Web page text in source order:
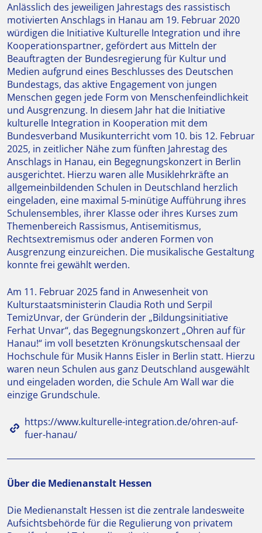
Anlässlich des jeweiligen Jahrestags des rassistisch
motivierten Anschlags in Hanau am 19. Februar 2020
würdigen die Initiative Kulturelle Integration und ihre
Kooperationspartner, gefördert aus Mitteln der
Beauftragten der Bundesregierung für Kultur und
Medien aufgrund eines Beschlusses des Deutschen
Bundestags, das aktive Engagement von jungen
Menschen gegen jede Form von Menschenfeindlichkeit
und Ausgrenzung. In diesem Jahr hat die Initiative
kulturelle Integration in Kooperation mit dem
Bundesverband Musikunterricht vom 10. bis 12. Februar
2025, in zeitlicher Nähe zum fünften Jahrestag des
Anschlags in Hanau, ein Begegnungskonzert in Berlin
ausgerichtet. Hierzu waren alle Musiklehrkräfte an
allgemeinbildenden Schulen in Deutschland herzlich
eingeladen, eine maximal 5-minütige Aufführung ihres
Schulensembles, ihrer Klasse oder ihres Kurses zum
Themenbereich Rassismus, Antisemitismus,
Rechtsextremismus oder anderen Formen von
Ausgrenzung einzureichen. Die musikalische Gestaltung
konnte frei gewählt werden.
Am 11. Februar 2025 fand in Anwesenheit von
Kulturstaatsministerin Claudia Roth und Serpil
TemizUnvar, der Gründerin der „Bildungsinitiative
Ferhat Unvar“, das Begegnungskonzert „Ohren auf für
Hanau!“ im voll besetzten Krönungskutschensaal der
Hochschule für Musik Hanns Eisler in Berlin statt. Hierzu
waren neun Schulen aus ganz Deutschland ausgewählt
und eingeladen worden, die Schule Am Wall war die
einzige Grundschule.
https://www.kulturelle-integration.de/ohren-auf-
fuer-hanau/
Über die Medienanstalt Hessen
Die Medienanstalt Hessen ist die zentrale landesweite
Aufsichtsbehörde für die Regulierung von privatem